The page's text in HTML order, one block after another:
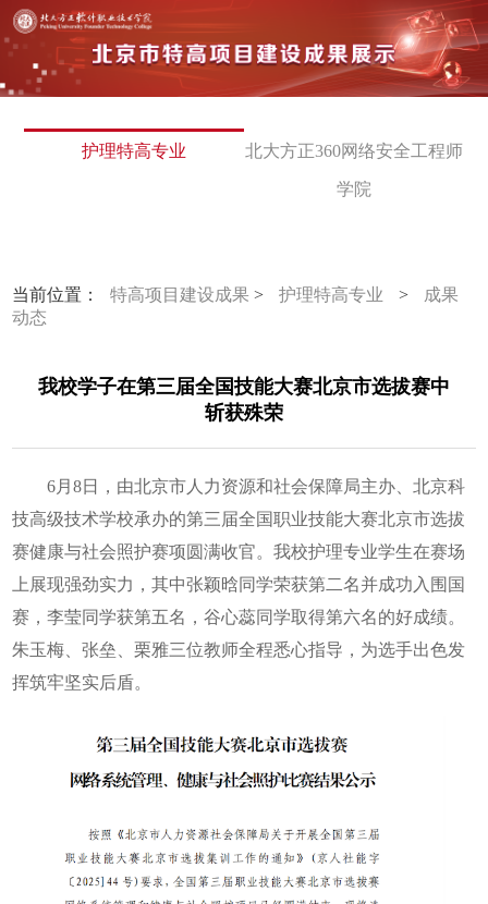
护理特高专业 北大方正360网络安全工程师
学院
当前位置： 特高项目建设成果 > 护理特高专业 >
成果
动态
我校学子在第三届全国技能大赛北京市选拔赛中
斩获殊荣
6月8日，由北京市人力资源和社会保障局主办、北京科
技高级技术学校承办的第三届全国职业技能大赛北京市选拔
赛健康与社会照护赛项圆满收官。我校护理专业学生在赛场
上展现强劲实力，其中张颖晗同学荣获第二名并成功入围国
赛，李莹同学获第五名，谷心蕊同学取得第六名的好成绩。
朱玉梅、张垒、栗雅三位教师全程悉心指导，为选手出色发
挥筑牢坚实后盾。